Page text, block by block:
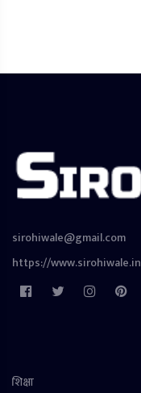
sirohiwale@gmail.com
https://www.sirohiwale.in
शिक्षा